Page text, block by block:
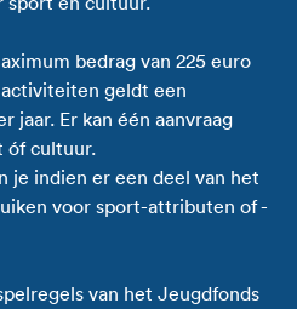
bedrag van 225 euro
geldt een
jaar. Er kan één aanvraag
óf cultuur.
je indien er een deel van het
voor sport-attributen of -
van het Jeugdfonds